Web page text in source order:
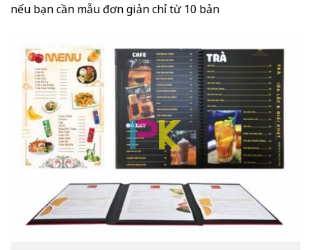
nếu bạn cần mẫu đơn giản chỉ từ 10 bản